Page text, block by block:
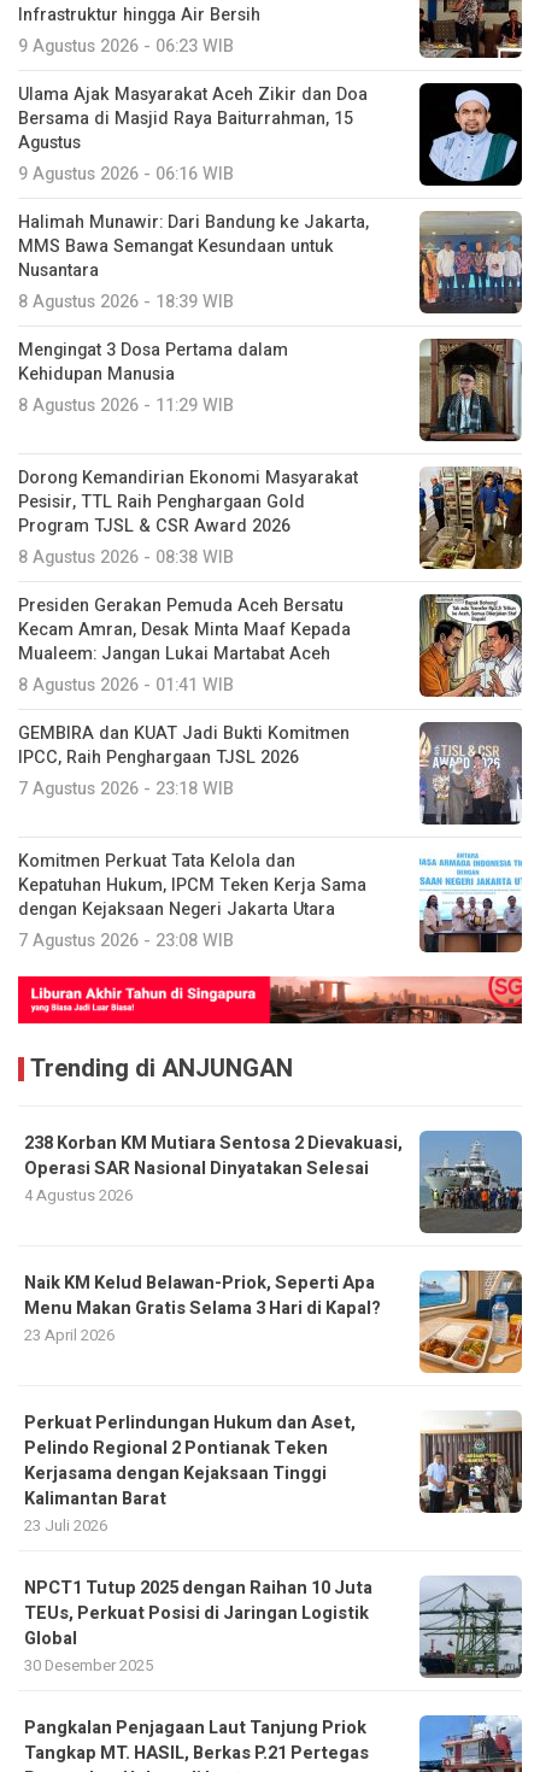
Infrastruktur hingga Air Bersih
9 Agustus 2026 - 06:23 WIB
Ulama Ajak Masyarakat Aceh Zikir dan Doa
Bersama di Masjid Raya Baiturrahman, 15
Agustus
9 Agustus 2026 - 06:16 WIB
Halimah Munawir: Dari Bandung ke Jakarta,
MMS Bawa Semangat Kesundaan untuk
Nusantara
8 Agustus 2026 - 18:39 WIB
Mengingat 3 Dosa Pertama dalam
Kehidupan Manusia
8 Agustus 2026 - 11:29 WIB
Dorong Kemandirian Ekonomi Masyarakat
Pesisir, TTL Raih Penghargaan Gold
Program TJSL & CSR Award 2026
8 Agustus 2026 - 08:38 WIB
Presiden Gerakan Pemuda Aceh Bersatu
Kecam Amran, Desak Minta Maaf Kepada
Mualeem: Jangan Lukai Martabat Aceh
8 Agustus 2026 - 01:41 WIB
GEMBIRA dan KUAT Jadi Bukti Komitmen
IPCC, Raih Penghargaan TJSL 2026
7 Agustus 2026 - 23:18 WIB
Komitmen Perkuat Tata Kelola dan
Kepatuhan Hukum, IPCM Teken Kerja Sama
dengan Kejaksaan Negeri Jakarta Utara
7 Agustus 2026 - 23:08 WIB
Trending di ANJUNGAN
238 Korban KM Mutiara Sentosa 2 Dievakuasi,
Operasi SAR Nasional Dinyatakan Selesai
4 Agustus 2026
Naik KM Kelud Belawan-Priok, Seperti Apa
Menu Makan Gratis Selama 3 Hari di Kapal?
23 April 2026
Perkuat Perlindungan Hukum dan Aset,
Pelindo Regional 2 Pontianak Teken
Kerjasama dengan Kejaksaan Tinggi
Kalimantan Barat
23 Juli 2026
NPCT1 Tutup 2025 dengan Raihan 10 Juta
TEUs, Perkuat Posisi di Jaringan Logistik
Global
30 Desember 2025
Pangkalan Penjagaan Laut Tanjung Priok
Tangkap MT. HASIL, Berkas P.21 Pertegas